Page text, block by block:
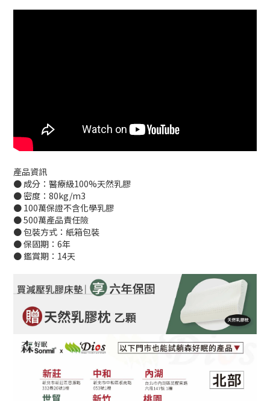
產品資訊
● 成分：醫療級100%天然乳膠
● 密度：80kg/m3
● 100萬保證不含化學乳膠
● 500萬產品責任險
● 包裝方式：紙箱包裝
● 保固期：6年
● 鑑賞期：14天